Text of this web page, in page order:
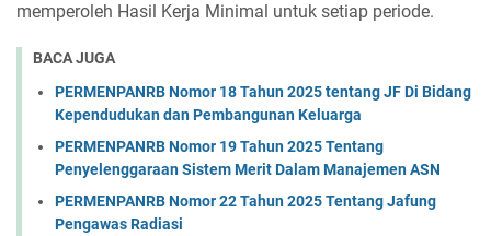
memperoleh Hasil Kerja Minimal untuk setiap periode.
BACA JUGA
PERMENPANRB Nomor 18 Tahun 2025 tentang JF Di Bidang
Kependudukan dan Pembangunan Keluarga
PERMENPANRB Nomor 19 Tahun 2025 Tentang
Penyelenggaraan Sistem Merit Dalam Manajemen ASN
PERMENPANRB Nomor 22 Tahun 2025 Tentang Jafung
Pengawas Radiasi